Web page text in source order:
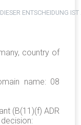
ENTSCHEIDUNG
country of
name: 08
(B(11)(f) ADR